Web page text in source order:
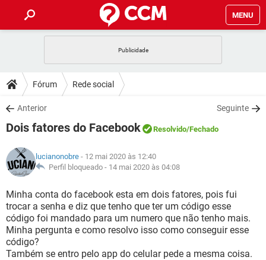
MENU
CELULAR
OUTLOOK
INSTAGRAM GMAIL
GUIA DE COMPRAS
DICAS
JOGOS
INSTAGRAM GMAIL
GUIA DE COMPRAS
DOWNLOADS
JOGOS WHATSAPP
CELULAR
OUTLOOK EXCEL
INSTAGRAM GMAIL
GUIA DE COMPRAS
JOGOS WHATSAPP
CELULAR
OUTLOOK EXCEL
INSTAGRAM GMAIL
GUIA DE COMPRAS
GLOSSÁRIO
JOGOS WHATSAPP
CELULAR FACEBOOK
OUTLOOK EXCEL
INSTAGRAM GMAIL
Fórum Rede social
Anterior Seguinte
Dois fatores do Facebook Resolvido/Fechado
lucianonobre - 12 mai 2020 às 12:40
Perfil bloqueado - 14 mai 2020 às 04:08
Minha conta do facebook esta em dois fatores, pois fui
trocar a senha e diz que tenho que ter um código esse
código foi mandado para um numero que não tenho mais.
Minha pergunta e como resolvo isso como conseguir esse
código?
Também se entro pelo app do celular pede a mesma coisa.